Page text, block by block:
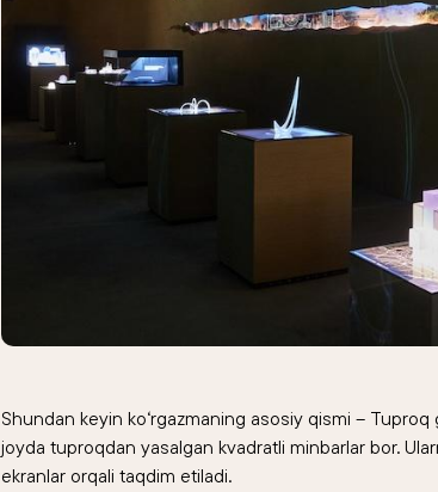
Shundan keyin ko‘rgazmaning asosiy qismi –
joyda tuproqdan yasalgan kvadratli minbarlar bor.
ekranlar orqali taqdim etiladi.